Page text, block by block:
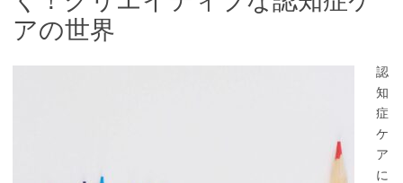
アの世界
認
知
症
ケ
ア
に